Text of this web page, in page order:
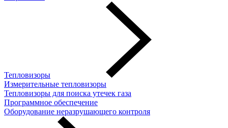
Тепловизоры
Измерительные тепловизоры
Тепловизоры для поиска утечек газа
Программное обеспечение
Оборудование неразрушающего контроля